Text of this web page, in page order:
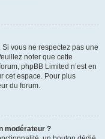
vous ne respectez pas une
noter que cette
phpBB Limited n’est en
cet espace. Pour plus
du forum.
modérateur ?